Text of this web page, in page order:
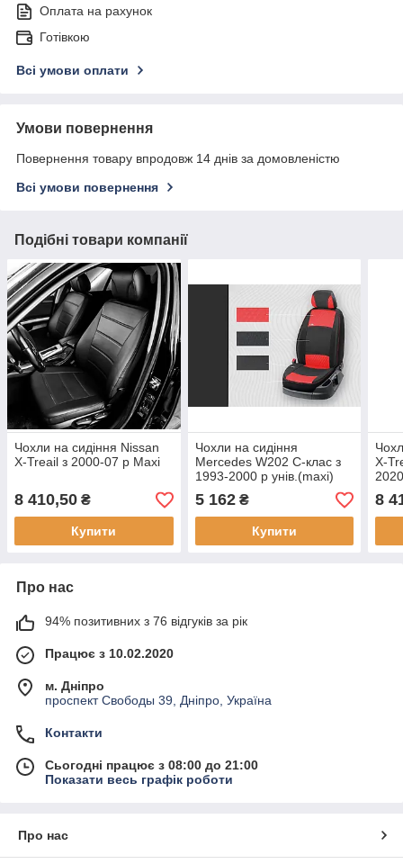
Оплата на рахунок
Готівкою
Всі умови оплати
Умови повернення
Повернення товару впродовж 14 днів за домовленістю
Всі умови повернення
Подібні товари компанії
Чохли на сидіння Nissan
Х-Treail з 2000-07 р Maxi
8 410,50 ₴
Купити
Чохли на сидіння
Mercedes W202 С-клас з
1993-2000 р унів.(maxi)
2020
5 162₴
Купити
Х-
8
Про нас
94% позитивних з 76 відгуків за рік
Працює з 10.02.2020
м. Дніпро
проспект Свободы 39, Дніпро, Україна
Контакти
Сьогодні працює з 08:00 до 21:00
Показати весь графік роботи
Про нас